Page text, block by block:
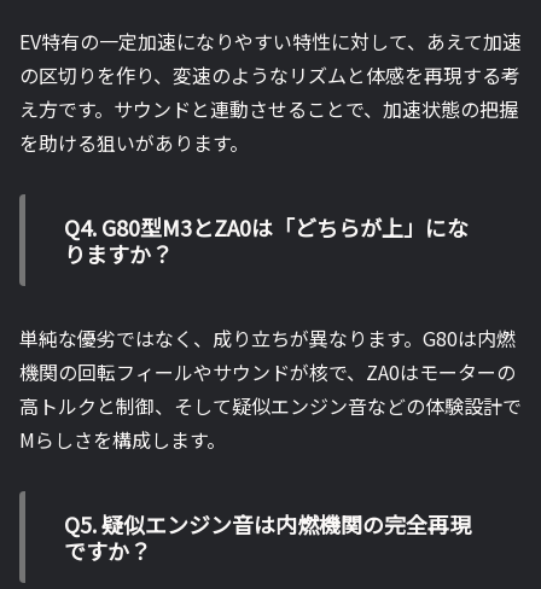
EV特有の一定加速になりやすい特性に対して、あえて加速
の区切りを作り、変速のようなリズムと体感を再現する考
え方です。サウンドと連動させることで、加速状態の把握
を助ける狙いがあります。
Q4. G80型M3とZA0は「どちらが上」にな
りますか？
単純な優劣ではなく、成り立ちが異なります。G80は内燃
機関の回転フィールやサウンドが核で、ZA0はモーターの
高トルクと制御、そして疑似エンジン音などの体験設計で
Mらしさを構成します。
Q5. 疑似エンジン音は内燃機関の完全再現
ですか？